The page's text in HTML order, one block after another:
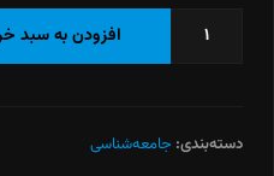
جامعه‌شناسی
افزودن به سبد
دسته‌بندی: جامعه‌شناسی